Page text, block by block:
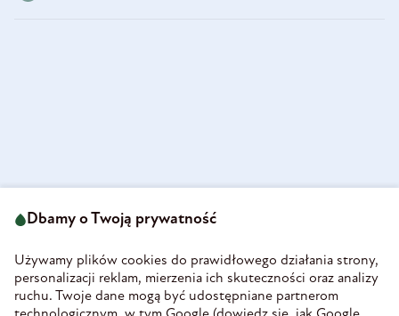
58-160 Świebodzice
REGON 890213034
INFORMACJE
Dbamy o Twoją prywatność
Używamy plików cookies do prawidłowego działania strony,
personalizacji reklam, mierzenia ich skuteczności oraz analizy
ruchu. Twoje dane mogą być udostępniane partnerom